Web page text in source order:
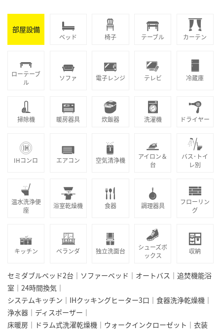
部屋設備
ベッド 椅子 テーブル カーテン
ローテーブ
ル
ソファ 電子レンジ テレビ 冷蔵庫
掃除機 暖房器具 炊飯器 洗濯機 ドライヤー
IHコンロ エアコン 空気清浄機
アイロン＆
台
バス･トイ
レ別
温水洗浄便
座
浴室乾燥機 食器 調理器具
フローリン
グ
キッチン ベランダ 独立洗面台
シューズボ
ックス
収納
セミダブルベッド2台｜ソファーベッド｜オートバス｜追焚機能浴
室｜24時間換気｜
システムキッチン｜IHクッキングヒーター3口｜食器洗浄乾燥機｜
浄水器｜ディスポーザー｜
床暖房｜ドラム式洗濯乾燥機｜ウォークインクローゼット｜衣装